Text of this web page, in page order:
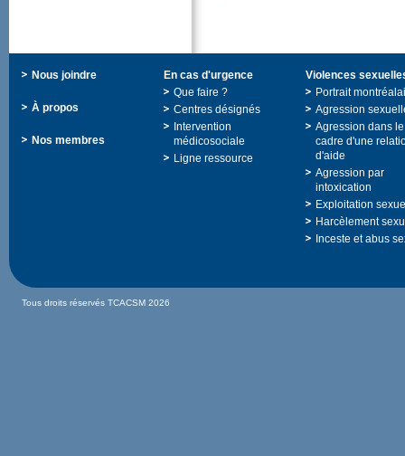
Nousjoindre
Àpropos
Nosmembres
Encasd'urgence
Quefaire?
Centresdésignés
Intervention
médicosociale
Ligneressource
Agressiondansle
d'aide
Agressionpar
intoxication
TousdroitsréservésTCACSM2026